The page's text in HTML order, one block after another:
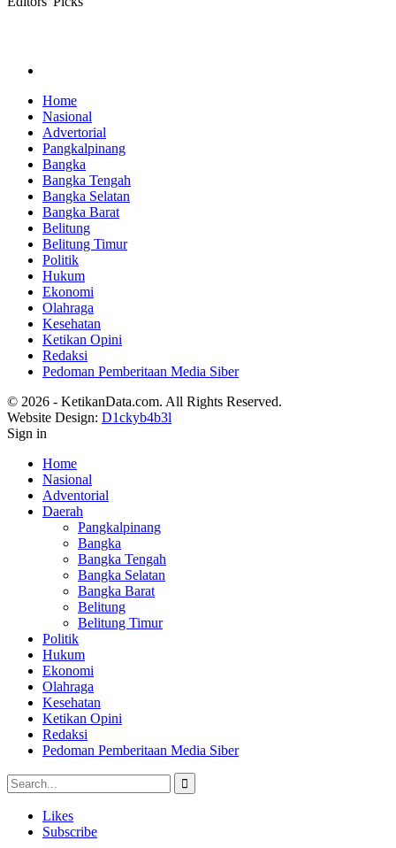
Home
Nasional
Advertorial
Pangkalpinang
Bangka
Bangka Tengah
Bangka Selatan
Bangka Barat
Belitung
Belitung Timur
Politik
Hukum
Ekonomi
Olahraga
Kesehatan
Ketikan Opini
Redaksi
Pedoman Pemberitaan Media Siber
© 2026 - KetikanData.com. All Rights Reserved.
Website Design: D1ckyb4b3l
Sign in
Home
Nasional
Adventorial
Daerah
Pangkalpinang
Bangka
Bangka Tengah
Bangka Selatan
Bangka Barat
Belitung
Belitung Timur
Politik
Hukum
Ekonomi
Olahraga
Kesehatan
Ketikan Opini
Redaksi
Pedoman Pemberitaan Media Siber
Likes
Subscribe